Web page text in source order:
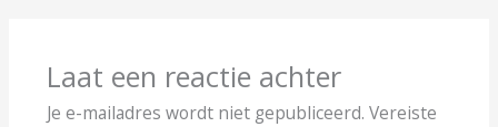
Laat een reactie achter
Je e-mailadres wordt niet gepubliceerd. Vereiste